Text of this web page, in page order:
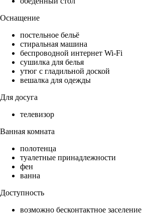
Оснащение
постельное бельё
стиральная машина
беспроводной интернет Wi-Fi
сушилка для белья
утюг с гладильной доской
вешалка для одежды
Для досуга
телевизор
Ванная комната
полотенца
туалетные принадлежности
фен
ванна
Доступность
возможно бесконтактное заселение